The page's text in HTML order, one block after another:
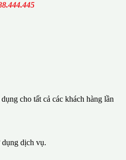
cho tất cả các khách hàng lần
dụng dịch vụ.